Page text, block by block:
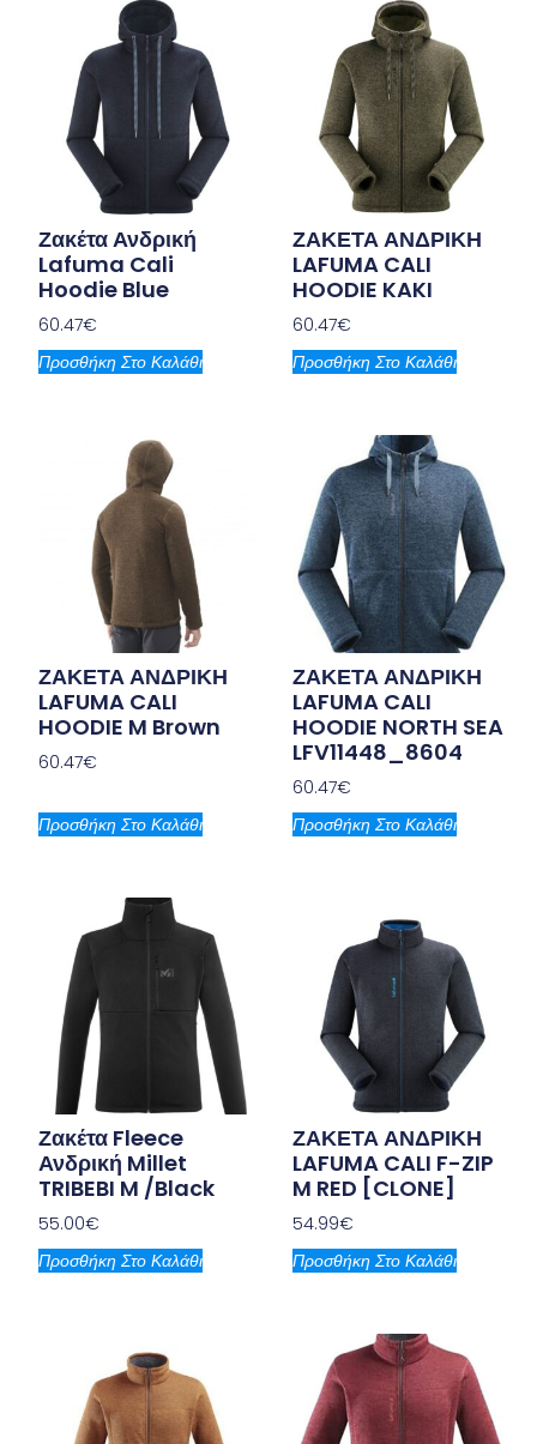
Ζακέτα Ανδρική
Lafuma Cali
Hoodie Blue
60.47€
Προσθήκη Στο Καλάθι
ΖΑΚΕΤΑ ΑΝΔΡΙΚΗ
LAFUMA CALI
HOODIE KAKI
60.47€
Προσθήκη Στο Καλάθι
ΖΑΚΕΤΑ ΑΝΔΡΙΚΗ
LAFUMA CALI
HOODIE M Brown
60.47€
Προσθήκη Στο Καλάθι
ΖΑΚΕΤΑ ΑΝΔΡΙΚΗ
LAFUMA CALI
HOODIE NORTH SEA
LFV11448_8604
60.47€
Προσθήκη Στο Καλάθι
Ζακέτα Fleece
Ανδρική Millet
TRIBEBI M /Black
55.00€
Προσθήκη Στο Καλάθι
ΖΑΚΕΤΑ ΑΝΔΡΙΚΗ
LAFUMA CALI F-ZIP
M RED [CLONE]
54.99€
Προσθήκη Στο Καλάθι